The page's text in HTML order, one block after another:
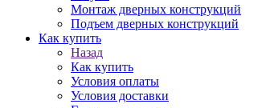
Монтаж дверных конструкций
Подъем дверных конструкций
Как купить
Назад
Как купить
Условия оплаты
Условия доставки